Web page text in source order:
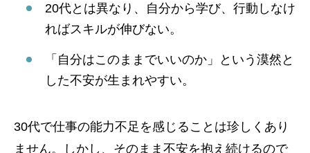
20代とは異なり、自分から学び、行動しなけ
ればスキルが伸びない。
「自分はこのままでいいのか」という漠然と
した不安が生まれやすい。
30代で仕事の能力不足を感じることは珍しくあり
ません。しかし、そのまま不安を抱え続けるので